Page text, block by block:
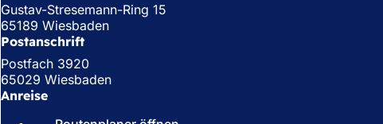
Gustav-Stresemann-Ring 15
65189 Wiesbaden
Postanschrift
Postfach 3920
65029 Wiesbaden
Anreise